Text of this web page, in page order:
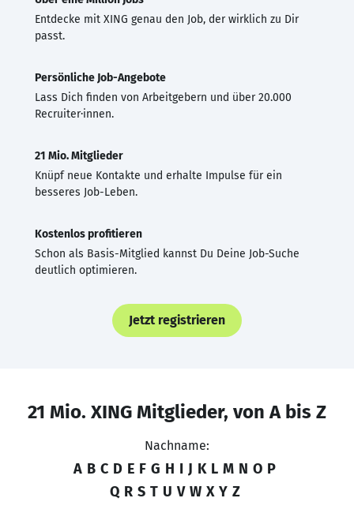
Entdecke mit XING genau den Job, der wirklich zu Dir
passt.
Persönliche Job-Angebote
Lass Dich finden von Arbeitgebern und über 20.000
Recruiter·innen.
21 Mio. Mitglieder
Knüpf neue Kontakte und erhalte Impulse für ein
besseres Job-Leben.
Kostenlos profitieren
Schon als Basis-Mitglied kannst Du Deine Job-Suche
deutlich optimieren.
Jetzt registrieren
21 Mio. XING Mitglieder, von A bis Z
Nachname:
A B C D E F G H I J K L M N O P
Q R S T U V W X Y Z